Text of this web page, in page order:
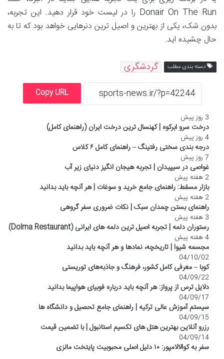
Donair On The Run را در لیست خود قرار دهید. این تجربه،
بدون شک، یکی از بهترین و اصیل ترین دنرهایی خواهد بود که تا به
حال چشیده اید.
دسته بندی مطلب گردشگری
Copy URL
3 روز پیش
درخت سرو ابرکوه | کهنسال ترین درخت ایران (راهنمای کامل)
4 روز پیش
درجه بندی سختی رفتینگ – راهنمای کامل ۶ کلاس
7 روز پیش
غواصی در سیپیدان | تجربه هیجان انگیز دنیای زیر آب
2 هفته پیش
بازار مسقط: راهنمای جامع خرید و سوغات | هر آنچه باید بدانید
2 هفته پیش
راهنمای بستن چمدان سبک | نکات ضروری سفر گروهی
3 هفته پیش
رستوران دلمه | تجربه اصیل ترین دلمه های ایرانی (Dolma Restaurant)
4 هفته پیش
مجسمه شیوا | تاریخچه، نمادها و هر آنچه باید بدانید
04/10/02
کوبا – معرفی کامل کشور، فرهنگ و جاذبه‌های توریستی
04/09/22
دلایل ترس از پرواز: هر آنچه باید درباره فوبیای هواپیما بدانید
04/09/17
سیستم آموزش عالی ترکیه | راهنمای جامع تحصیل و دانشگاه ها
04/09/15
رزرو آنلاین بهترین هتل های تکسیم استانبول | با تضمین قیمت
04/09/14
سفر به کوالالامپور: ۱۰ دلیل اصلی محبوبیت پایتخت مالزی